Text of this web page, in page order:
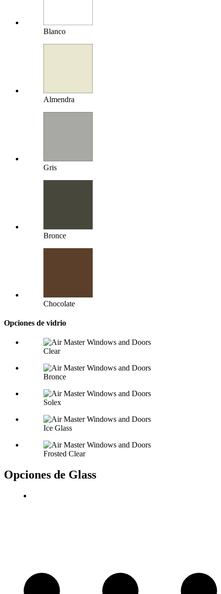
Blanco
Almendra
Gris
Bronce
Chocolate
Opciones de vidrio
Clear
Bronce
Solex
Ice Glass
Frosted Clear
Opciones de Glass